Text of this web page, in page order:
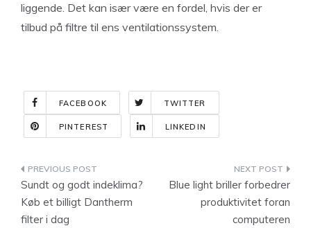
liggende. Det kan især være en fordel, hvis der er
tilbud på filtre til ens ventilationssystem.
FACEBOOK TWITTER
PINTEREST LINKEDIN
Indlægsnavigation
Sundt og godt indeklima?
Køb et billigt Dantherm
filter i dag
Blue light briller forbedrer
produktivitet foran
computeren